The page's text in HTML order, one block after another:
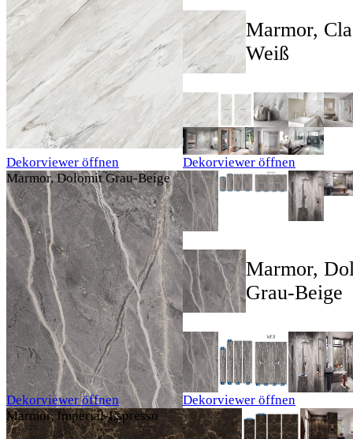
Dekorviewer öffnen
Marmor,
Weiß
Dekorviewer öffnen
Marmor, Dolomit Grau-Beige
Dekorviewer öffnen
Marmor,
Grau-Beige
Dekorviewer öffnen
Marmor, Imperial-Espresso